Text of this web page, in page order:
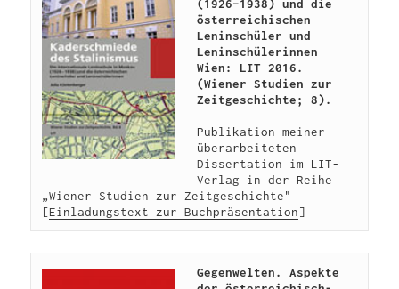
(1926–1938) und die
österreichischen
Leninschüler und
Leninschülerinnen
Wien: LIT 2016.
(Wiener Studien zur
Zeitgeschichte; 8).
Publikation meiner
überarbeiteten
Dissertation im LIT-
Verlag in der Reihe
„Wiener Studien zur Zeitgeschichte"
[Einladungstext zur Buchpräsentation]
Gegenwelten. Aspekte